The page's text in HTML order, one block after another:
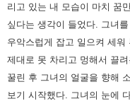
리고 있는 내 모습이 마치 꿈
싶다는 생각이 들었다.
그녀
우악스럽게 잡고 일으켜 세워
제대로 못 차리고 멍해서 끌
꿀린 후 그녀의 얼굴을 향해
보기 시작했다.
그녀의 눈에